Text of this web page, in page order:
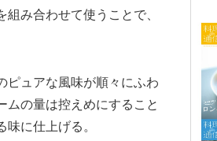
み合わせて使うことで、
ピュアな風味が順々にふわ
ムの量は控えめにすること
に仕上げる。